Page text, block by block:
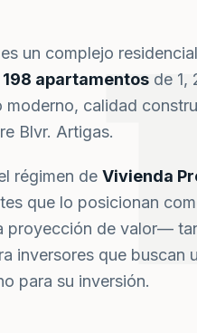
es un complejo
198 apartamentos de 1,
moderno, calidad
Blvr. Artigas.
régimen de Vivienda
que lo posicionan
proyección de valor—
inversores que buscan
para su inversión.